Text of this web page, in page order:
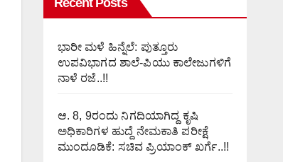
Recent Posts
ಭಾರೀ ಮಳೆ ಹಿನ್ನೆಲೆ: ಪುತ್ತೂರು
ಉಪವಿಭಾಗದ ಶಾಲೆ-ಪಿಯು ಕಾಲೇಜುಗಳಿಗೆ
ನಾಳೆ ರಜೆ..!!
ಆ. 8, 9ರಂದು ನಿಗದಿಯಾಗಿದ್ದ ಕೃಷಿ
ಅಧಿಕಾರಿಗಳ ಹುದ್ದೆ ನೇಮಕಾತಿ ಪರೀಕ್ಷೆ
ಮುಂದೂಡಿಕೆ: ಸಚಿವ ಪ್ರಿಯಾಂಕ್ ಖರ್ಗೆ..!!